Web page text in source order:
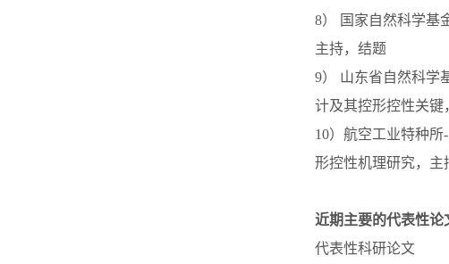
8） 国家自然科学基
主持，结题
9） 山东省自然科学
计及其控形控性关键
10）航空工业特种
形控性机理研究，主
近期主要的代表性论
代表性科研论文